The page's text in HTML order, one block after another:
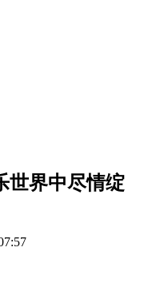
世界中尽情绽